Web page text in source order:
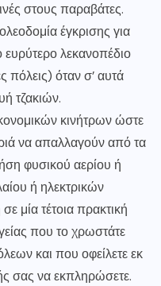
στους παραβάτες.
έγκρισης για
ευρύτερο λεκανοπέδιο
πόλεις) όταν σ’ αυτά
τζακιών.
κινήτρων ώστε
να απαλλαγούν από τα
φυσικού αερίου ή
ή ηλεκτρικών
μία τέτοια πρακτική
που το χρωστάτε
και που οφείλετε εκ
σας να εκπληρώσετε.